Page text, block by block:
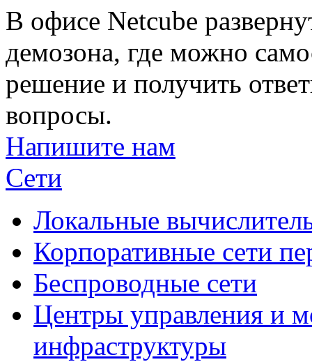
В офисе Netcube
демозона, где можно
решение и получить
вопросы.
Напишите нам
Сети
Локальные
Корпоративные сети
Беспроводные сети
Центры управления и
инфраструктуры